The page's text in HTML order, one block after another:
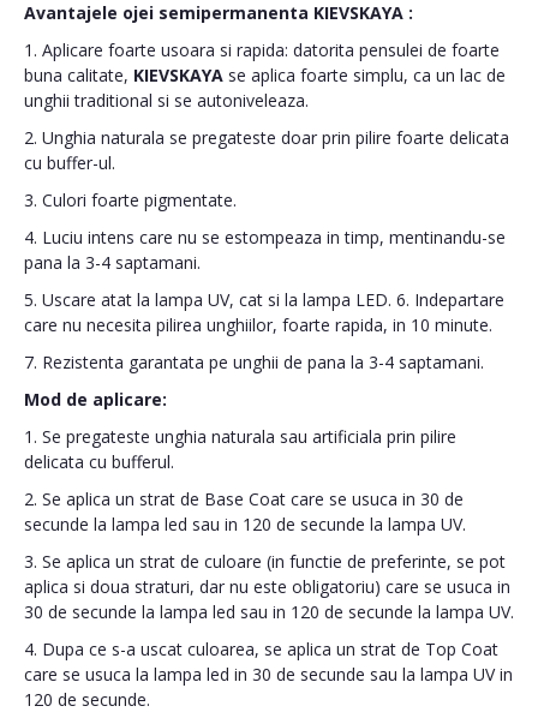
Avantajele ojei semipermanenta KIEVSKAYA :
1. Aplicare foarte usoara si rapida: datorita pensulei de foarte
buna calitate, KIEVSKAYA se aplica foarte simplu, ca un lac de
unghii traditional si se autoniveleaza.
2. Unghia naturala se pregateste doar prin pilire foarte delicata
cu buffer-ul.
3. Culori foarte pigmentate.
4. Luciu intens care nu se estompeaza in timp, mentinandu-se
pana la 3-4 saptamani.
5. Uscare atat la lampa UV, cat si la lampa LED. 6. Indepartare
care nu necesita pilirea unghiilor, foarte rapida, in 10 minute.
7. Rezistenta garantata pe unghii de pana la 3-4 saptamani.
Mod de aplicare:
1. Se pregateste unghia naturala sau artificiala prin pilire
delicata cu bufferul.
2. Se aplica un strat de Base Coat care se usuca in 30 de
secunde la lampa led sau in 120 de secunde la lampa UV.
3. Se aplica un strat de culoare (in functie de preferinte, se pot
aplica si doua straturi, dar nu este obligatoriu) care se usuca in
30 de secunde la lampa led sau in 120 de secunde la lampa UV.
4. Dupa ce s-a uscat culoarea, se aplica un strat de Top Coat
care se usuca la lampa led in 30 de secunde sau la lampa UV in
120 de secunde.